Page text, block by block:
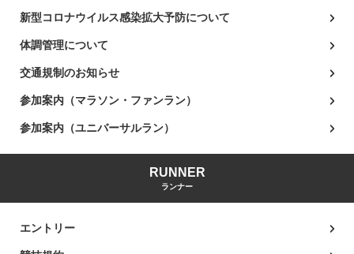
新型コロナウイルス感染拡大予防について
体調管理について
交通規制のお知らせ
参加案内（マラソン・ファンラン）
参加案内（ユニバーサルラン）
RUNNER
ランナー
エントリー